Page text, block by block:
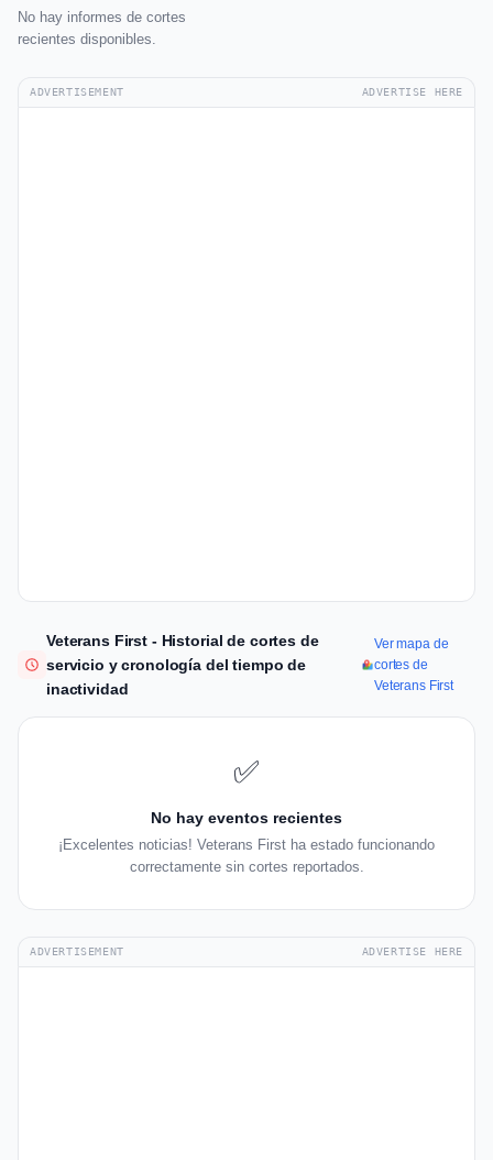
No hay informes de cortes
recientes disponibles.
ADVERTISEMENT ADVERTISE HERE
Veterans First - Historial de cortes de
servicio y cronología del tiempo de
inactividad
Ver mapa de
cortes de
Veterans First
✅
No hay eventos recientes
¡Excelentes noticias! Veterans First ha estado funcionando
correctamente sin cortes reportados.
ADVERTISEMENT ADVERTISE HERE